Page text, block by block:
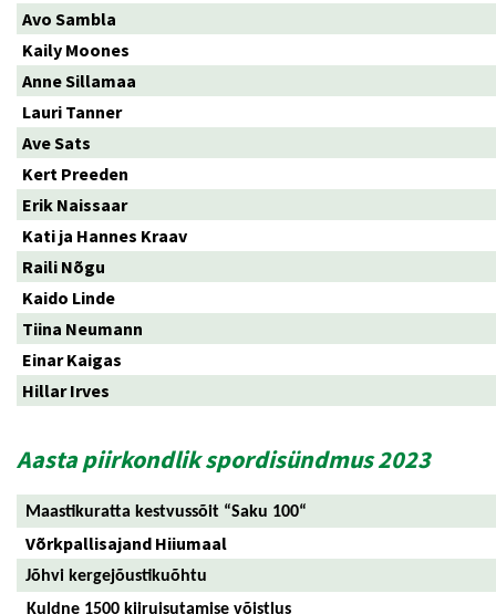
Avo Sambla
Kaily Moones
Anne Sillamaa
Lauri Tanner
Ave Sats
Kert Preeden
Erik Naissaar
Kati ja Hannes Kraav
Raili Nõgu
Kaido Linde
Tiina Neumann
Einar Kaigas
Hillar Irves
Aasta piirkondlik spordisündmus 2023
Maastikuratta kestvussõit “Saku 100“
Võrkpallisajand Hiiumaal
Jõhvi kergejõustikuõhtu
Kuldne 1500 kiiruisutamise võistlus